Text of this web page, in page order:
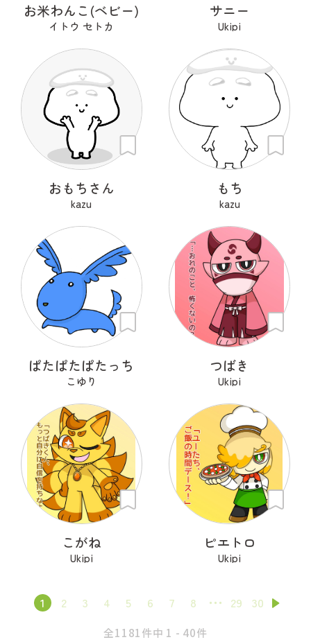
お米わんこ(ベビー)
イトウ セトカ
サニー
Ukipi
おもちさん
kazu
もち
kazu
ぱたぱたぱたっち
こゆり
つばき
Ukipi
こがね
Ukipi
ピエトロ
Ukipi
1 2 3 4 5 6 7 8 29 30
全1181件中 1 - 40件